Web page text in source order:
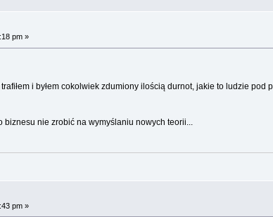
pm »
i byłem cokolwiek zdumiony ilością durnot, jakie to ludzie
nie zrobić na wymyślaniu nowych teorii...
pm »